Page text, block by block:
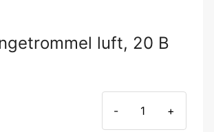
luft, 20 B
- +